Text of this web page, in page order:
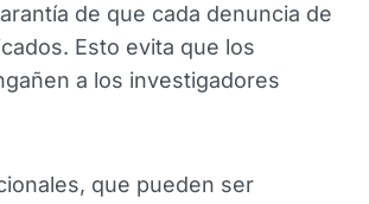
de que cada denuncia de
Esto evita que los
a los investigadores
que pueden ser